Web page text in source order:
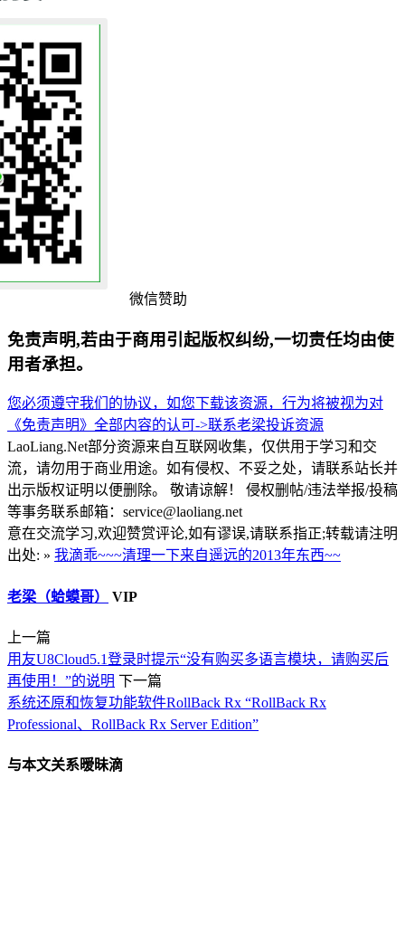
微信赞助
免责声明,若由于商用引起版权纠纷,一切责任均由使
用者承担。
您必须遵守我们的协议，如您下载该资源，行为将被视为对
《免责声明》全部内容的认可->联系老梁投诉资源
LaoLiang.Net部分资源来自互联网收集，仅供用于学习和交
流，请勿用于商业用途。如有侵权、不妥之处，请联系站长并
出示版权证明以便删除。 敬请谅解！ 侵权删帖/违法举报/投稿
等事务联系邮箱：service@laoliang.net
意在交流学习,欢迎赞赏评论,如有谬误,请联系指正;转载请注明
出处: » 我滴乖~~~清理一下来自遥远的2013年东西~~
老梁（蛤蟆哥） VIP
上一篇
用友U8Cloud5.1登录时提示“没有购买多语言模块，请购买后
再使用！”的说明 下一篇
系统还原和恢复功能软件RollBack Rx “RollBack Rx
Professional、RollBack Rx Server Edition”
与本文关系暧昧滴